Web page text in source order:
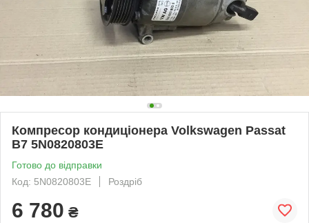
Компресор кондиціонера Volkswagen Passat
B7 5N0820803E
Готово до відправки
Код: 5N0820803E
Роздріб
6 780 ₴